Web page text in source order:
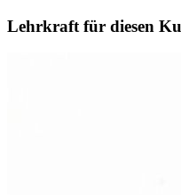
Lehrkraft für diesen